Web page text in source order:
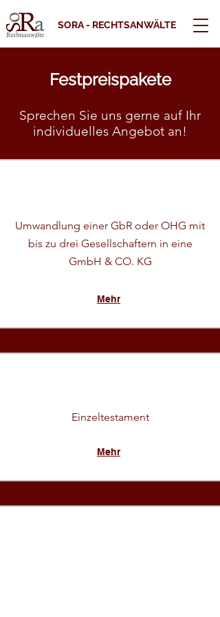
SORA - RECHTSANWÄLTE
Festpreispakete
Sprechen Sie uns gerne auf Ihr
individuelles Angebot an!
Umwandlung einer GbR oder OHG mit
bis zu drei Gesellschaftern in eine
GmbH & CO. KG
Mehr
Einzeltestament
Mehr